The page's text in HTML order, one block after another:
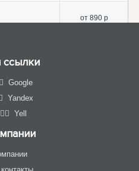
от 890 р
Google
Yandex
Yell